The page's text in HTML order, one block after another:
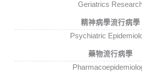
Geriatrics
精神病學流行病學
Psychiatric
藥物流行病學